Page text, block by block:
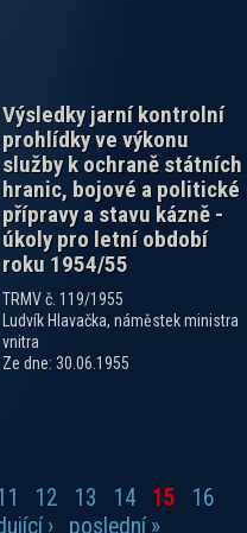
Výsledky jarní kontrolní
prohlídky ve výkonu
služby k ochraně státních
hranic, bojové a politické
přípravy a stavu kázně -
úkoly pro letní období
roku 1954/55
TRMV č. 119/1955
Ludvík Hlavačka, náměstek ministra
vnitra
Ze dne: 30.06.1955
12 13 14 15
16
› poslední »